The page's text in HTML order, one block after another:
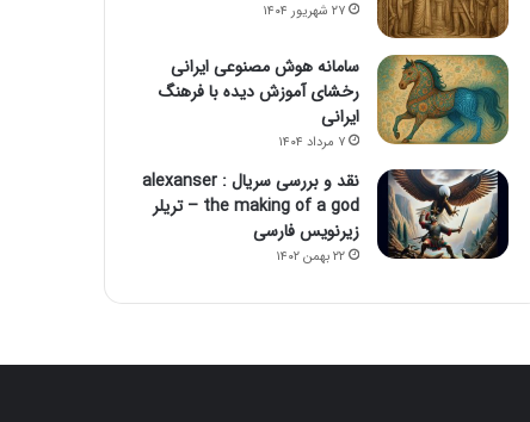
۲۷ شهریور ۱۴۰۴
سامانه هوش مصنوعی ایرانی
رخشای آموزش دیده با فرهنگ
ایرانی
۷ مرداد ۱۴۰۴
نقد و بررسی سریال alexanser :
the making of a god – تریلر
زیرنویس فارسی
۲۲ بهمن ۱۴۰۲